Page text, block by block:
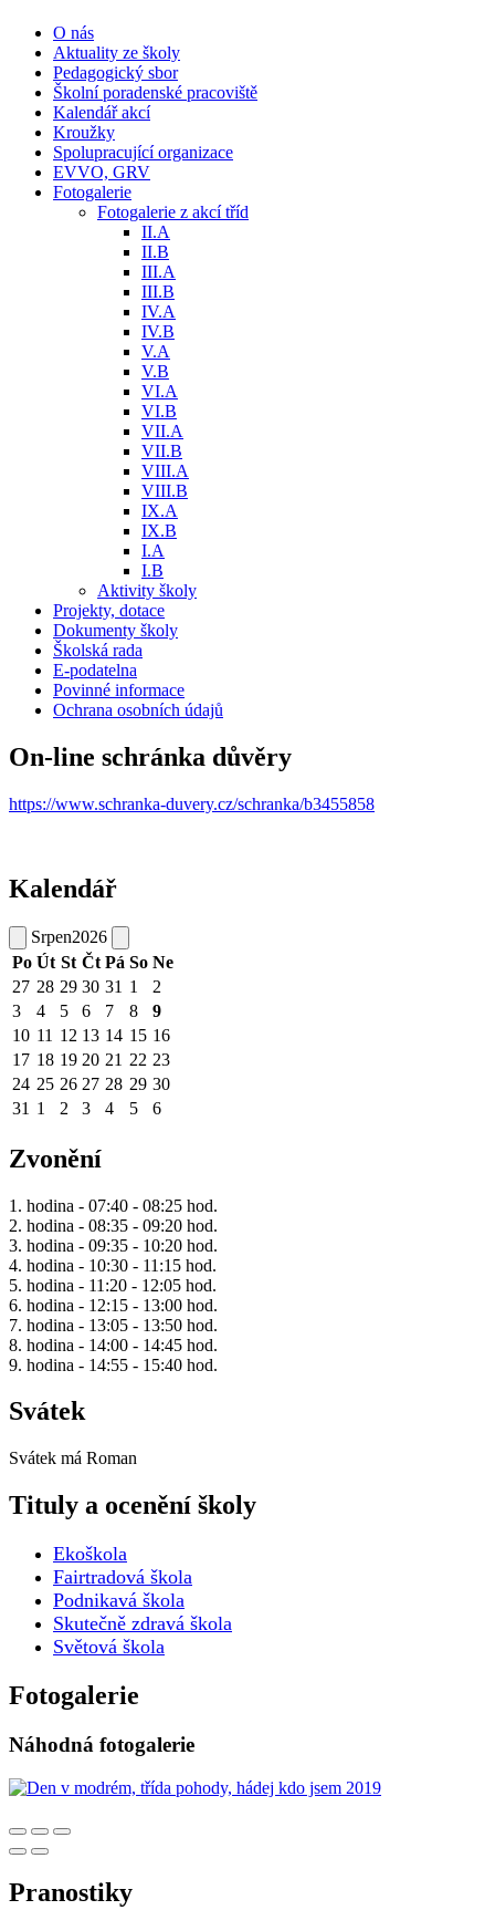
O nás
Aktuality ze školy
Pedagogický sbor
Školní poradenské pracoviště
Kalendář akcí
Kroužky
Spolupracující organizace
EVVO, GRV
Fotogalerie
Fotogalerie z akcí tříd
II.A
II.B
III.A
III.B
IV.A
IV.B
V.A
V.B
VI.A
VI.B
VII.A
VII.B
VIII.A
VIII.B
IX.A
IX.B
I.A
I.B
Aktivity školy
Projekty, dotace
Dokumenty školy
Školská rada
E-podatelna
Povinné informace
Ochrana osobních údajů
On-line schránka důvěry
https://www.schranka-duvery.cz/schranka/b3455858
Kalendář
Srpen2026
Po Út St Čt Pá So Ne
27 28 29 30 31 1
2
3
4 5 6 7 8
9
10 11 12 13 14 15 16
17 18 19 20 21 22 23
24 25 26 27 28 29 30
31 1 2 3 4 5 6
Zvonění
1. hodina - 07:40 - 08:25 hod.
2. hodina - 08:35 - 09:20 hod.
3. hodina - 09:35 - 10:20 hod.
4. hodina - 10:30 - 11:15 hod.
5. hodina - 11:20 - 12:05 hod.
6. hodina - 12:15 - 13:00 hod.
7. hodina - 13:05 - 13:50 hod.
8. hodina - 14:00 - 14:45 hod.
9. hodina - 14:55 - 15:40 hod.
Svátek
Svátek má Roman
Tituly a ocenění školy
Ekoškola
Fairtradová škola
Podnikavá škola
Skutečně zdravá škola
Světová škola
Fotogalerie
Náhodná fotogalerie
Pranostiky